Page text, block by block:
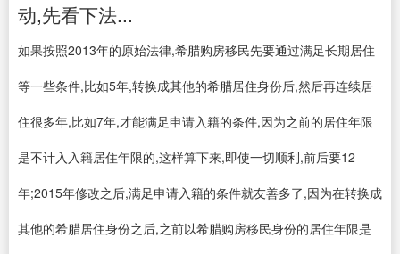
动,先看下法...
如果按照2013年的原始法律,希腊购房移民先要通过满足长期居住
等一些条件,比如5年,转换成其他的希腊居住身份后,然后再连续居
住很多年,比如7年,才能满足申请入籍的条件,因为之前的居住年限
是不计入入籍居住年限的,这样算下来,即使一切顺利,前后要12
年;2015年修改之后,满足申请入籍的条件就友善多了,因为在转换成
其他的希腊居住身份之后,之前以希腊购房移民身份的居住年限是